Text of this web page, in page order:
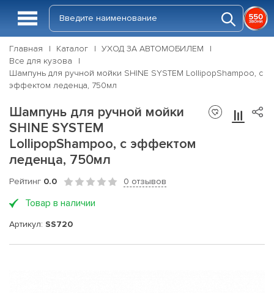
Главная Каталог
УХОД ЗА АВТОМОБИЛЕМ
Все для кузова
Шампунь для ручной мойки SHINE SYSTEM LollipopShampoo, с
эффектом леденца, 750мл
Шампунь для ручной мойки
SHINE SYSTEM
LollipopShampoo, с эффектом
леденца, 750мл
Рейтинг 0.0 0 отзывов
Товар в наличии
Артикул: SS720